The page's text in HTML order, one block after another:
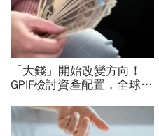
「大錢」開始改變方向！
GPIF檢討資產配置，全球資